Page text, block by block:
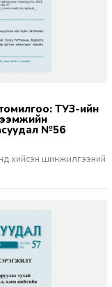
№56
хийсэн шинжилгээний